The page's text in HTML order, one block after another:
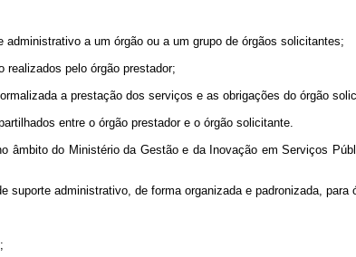
administrativo a um órgão ou a um grupo de órgãos solicitantes;
realizados pelo órgão prestador;
a prestação dos serviços e as obrigações do órgão
entre o órgão prestador e o órgão solicitante.
do Ministério da Gestão e da Inovação em Serviços
administrativo, de forma organizada e padronizada, para